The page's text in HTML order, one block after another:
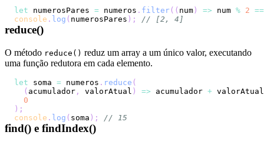
let numerosPares = numeros . filter( ( num ) => num % 2
console . log ( numerosPares ) ; // [2, 4]
reduce()
O método reduce() reduz um array a um único valor, executando
uma função redutora em cada elemento.
let soma = numeros . reduce (
( acumulador , valorAtual ) => acumulador + valorAtual
0
) ;
console . log ( soma ) ; // 15
find() e findIndex()